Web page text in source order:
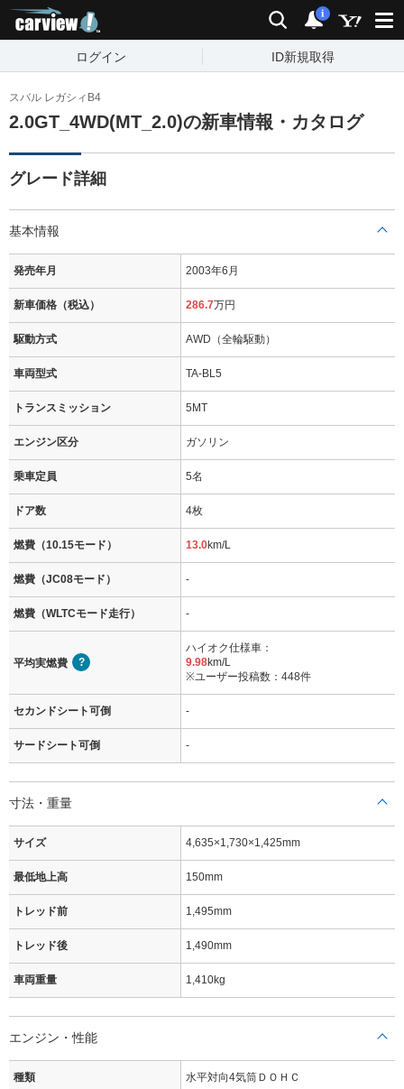
検索 通知
i
ログイン ID新規取得
スバル レガシィB4
2.0GT_4WD(MT_2.0)の新車情報・カタログ
グレード詳細
基本情報
発売年月 2003年6月
新車価格（税込） 286.7万円
駆動方式 AWD（全輪駆動）
車両型式 TA-BL5
トランスミッション 5MT
エンジン区分 ガソリン
乗車定員 5名
ドア数 4枚
燃費（10.15モード） 13.0km/L
燃費（JC08モード） -
燃費（WLTCモード走行） -
平均実燃費
ハイオク仕様車：
9.98km/L
※ユーザー投稿数：448件
セカンドシート可倒 -
サードシート可倒 -
寸法・重量
サイズ 4,635×1,730×1,425mm
最低地上高 150mm
トレッド前 1,495mm
トレッド後 1,490mm
車両重量 1,410kg
エンジン・性能
種類 水平対向4気筒ＤＯＨＣ